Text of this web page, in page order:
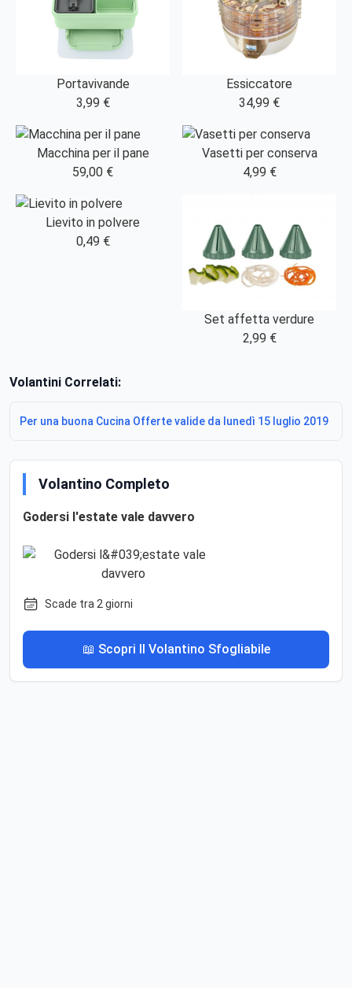
Portavivande
3,99 €
Essiccatore
34,99 €
Macchina per il pane
59,00 €
Vasetti per conserva
4,99 €
Lievito in polvere
0,49 €
Set affetta verdure
2,99 €
Volantini Correlati:
Per una buona Cucina Offerte valide da lunedì 15 luglio 2019
Volantino Completo
Godersi l'estate vale davvero
Scade tra 2 giorni
📖 Scopri Il Volantino Sfogliabile